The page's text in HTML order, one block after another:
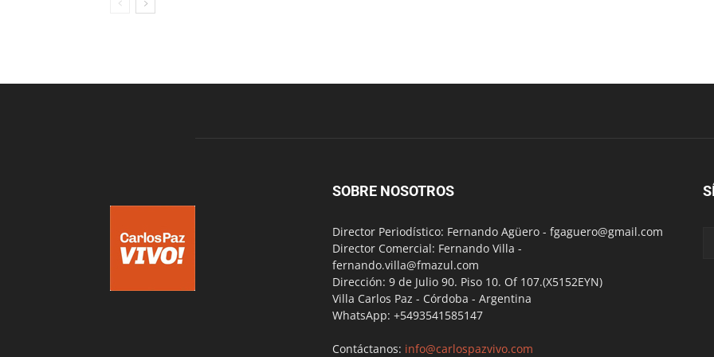
SOBRE NOSOTROS
Director Periodístico: Fernando Agüero - fgaguero@gmail.com
Director Comercial: Fernando Villa -
fernando.villa@fmazul.com
Dirección: 9 de Julio 90. Piso 10. Of 107.(X5152EYN)
Villa Carlos Paz - Córdoba - Argentina
WhatsApp: +5493541585147
Contáctanos: info@carlospazvivo.com